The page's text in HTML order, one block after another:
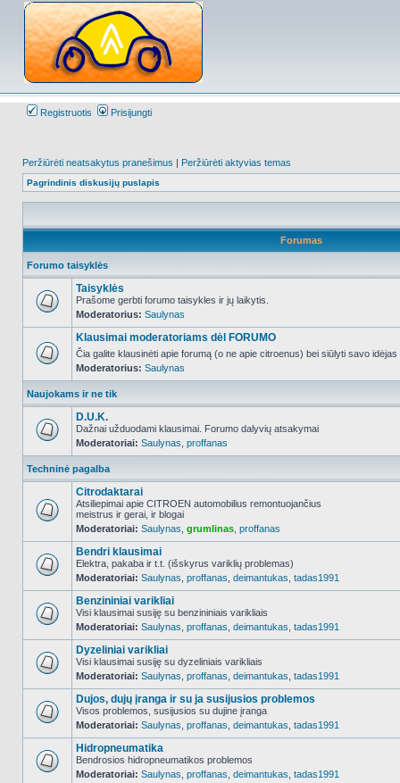
Registruotis Prisijungti
Peržiūrėti neatsakytus pranešimus | Peržiūrėti aktyvias temas
Pagrindinis diskusijų puslapis
Forumas
Forumo taisyklės
NO_UNREAD_POSTS
Taisyklės
Prašome gerbti forumo taisykles ir jų laikytis.
Moderatorius: Saulynas
NO_UNREAD_POSTS
Klausimai moderatoriams dėl FORUMO
Čia galite klausinėti apie forumą (o ne apie citroenus) bei siūlyti savo
Moderatorius: Saulynas
Naujokams ir ne tik
NO_UNREAD_POSTS
D.U.K.
Dažnai užduodami klausimai. Forumo dalyvių atsakymai
Moderatoriai: Saulynas proffanas
Techninė pagalba
NO_UNREAD_POSTS
Citrodaktarai
Atsiliepimai apie CITROEN automobilius remontuojančius
meistrus ir gerai, ir blogai
Moderatoriai: Saulynas grumlinas proffanas
NO_UNREAD_POSTS
Bendri klausimai
Elektra, pakaba ir t.t. (išskyrus variklių problemas)
Moderatoriai: Saulynas proffanas deimantukas tadas1991
NO_UNREAD_POSTS
Benzininiai varikliai
Visi klausimai susiję su benzininiais varikliais
Moderatoriai: Saulynas proffanas deimantukas tadas1991
NO_UNREAD_POSTS
Dyzeliniai varikliai
Visi klausimai susiję su dyzeliniais varikliais
Moderatoriai: Saulynas proffanas deimantukas tadas1991
NO_UNREAD_POSTS
Dujos, dujų įranga ir su ja susijusios problemos
Visos problemos, susijusios su dujine įranga
Moderatoriai: Saulynas proffanas deimantukas tadas1991
NO_UNREAD_POSTS
Hidropneumatika
Bendrosios hidropneumatikos problemos
Moderatoriai: Saulynas proffanas deimantukas tadas1991